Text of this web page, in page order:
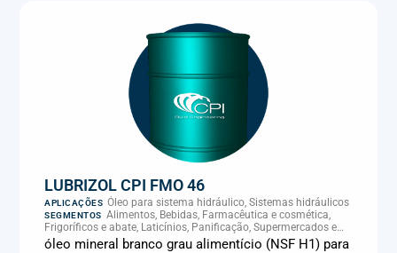
LUBRIZOL CPI FMO 46
APLICAÇÕES Óleo para sistema hidráulico, Sistemas hidráulicos
SEGMENTOS Alimentos, Bebidas, Farmacêutica e cosmética,
Frigoríficos e abate, Laticínios, Panificação, Supermercados e
refrigeração comercial
óleo mineral branco grau alimentício (NSF H1) para